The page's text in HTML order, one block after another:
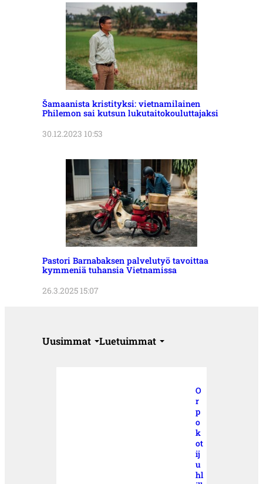
Šamaanista kristityksi: vietnamilainen
Philemon sai kutsun lukutaitokouluttajaksi
30.12.2023 10:53
Pastori Barnabaksen palvelutyö tavoittaa
kymmeniä tuhansia Vietnamissa
26.3.2025 15:07
Uusimmat Luetuimmat
O
r
p
o
k
ot
ij
u
hl